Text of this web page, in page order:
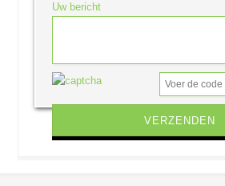
Uw bericht
Gelieve dit veld leeg te laten.